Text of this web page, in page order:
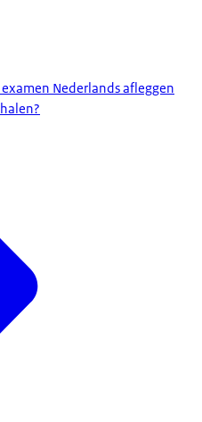
Nederlands afleggen